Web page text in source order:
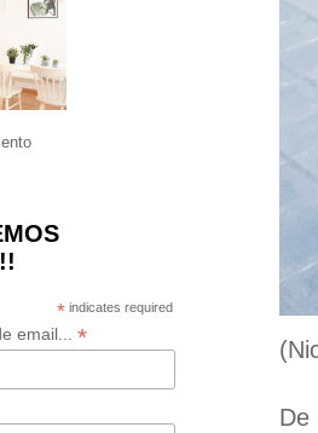
* indicates required
email... *